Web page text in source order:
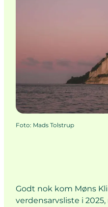
Foto: Mads Tolstrup
Godt nok kom Møns
verdensarvsliste i